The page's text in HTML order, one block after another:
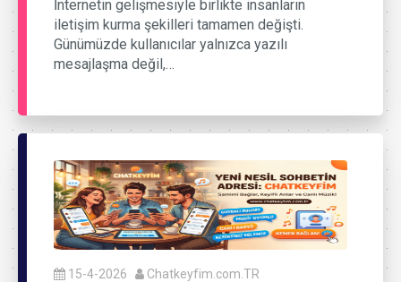
İnternetin gelişmesiyle birlikte insanların
iletişim kurma şekilleri tamamen değişti.
Günümüzde kullanıcılar yalnızca yazılı
mesajlaşma değil,…
15-4-2026 Chatkeyfim.com.TR